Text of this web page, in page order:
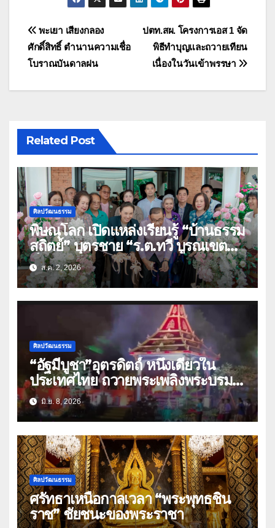
แนะแนว
เรื่อง
ปตท.สผ. โครงการเอส 1 จัด
พิธีทำบุญและถวายเทียน
เนื่องในวันเข้าพรรษา
พะเยา เสียงกลอง
ศักดิ์สิทธิ์ ตำนานความเชื่อ
โบราณบันดาลฝน
Related Post
ศิลปวัฒนธรรม
พิษณุโลก เปิดแหล่งเรียนรู้ “บ้านธรรม
สถิตย์” บุตรชาย “ร.ต.ทวี บูรณเขต
ต์”ศิลปินแห่งชาติ(คลิป)
ส.ค. 2, 2026
ศิลปวัฒนธรรม
“อัฐมีบูชา”อุตรดิตถ์ หนึ่งเดียวใน
ประเทศไทย ถวายพระเพลิงพระบรม
ศพ”พระสัมมาสัมพุทธเจ้า”
มิ.ย. 8, 2026
ศิลปวัฒนธรรม
ศรัทธาเหนือกาลเวลา “พระพุทธชิน
ราช” ชัยชนะของพระราชา